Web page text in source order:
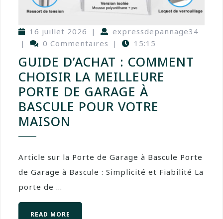
16 juillet 2026 |
expressdepannage34
|
0 Commentaires | 15:15
GUIDE D’ACHAT : COMMENT
CHOISIR LA MEILLEURE
PORTE DE GARAGE À
BASCULE POUR VOTRE
MAISON
Article sur la Porte de Garage à Bascule Porte
de Garage à Bascule : Simplicité et Fiabilité La
porte de ...
READ MORE